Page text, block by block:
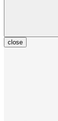
close